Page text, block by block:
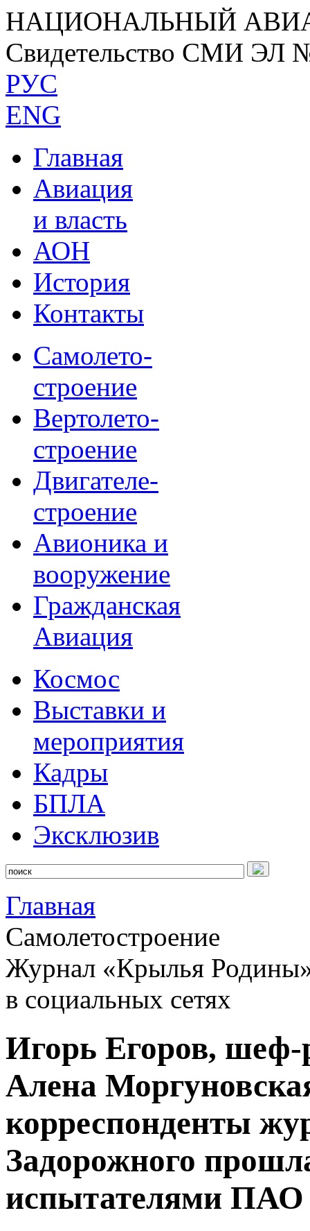
НАЦИОНАЛЬНЫЙ
Свидетельство СМИ ЭЛ
РУС
ENG
Главная
Авиация
и власть
АОН
История
Контакты
Самолето-
строение
Вертолето-
строение
Двигателе-
строение
Авионика и
вооружение
Гражданская
Авиация
Космос
Выставки и
мероприятия
Кадры
БПЛА
Эксклюзив
Главная
Самолетостроение
Журнал «Крылья
в социальных сетях
Игорь Егоров, шеф-
Алена
корреспонденты
Задорожного
испытателями ПАО